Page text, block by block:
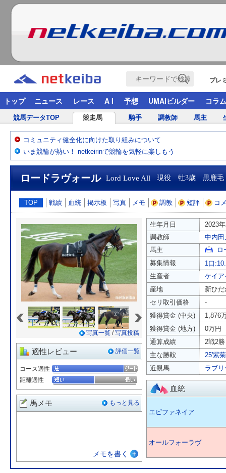
プレ
トップ ニュース レース A I 予想 UMAIビルダー コラム
競馬データTOP 競走馬 騎手 調教師 馬主
コミュニティ健全化に向けた取り組みについて
いま競輪が熱い！ netkeirinで競輪を気軽に楽しもう
ロードラヴォール Lord Love All 現役 牡3歳 黒鹿毛
TOP 戦績 血統 掲示板 写真 メモ 調教 短評 コ
写真一覧 /写真投稿
適性レビュー 評価一覧
コース適性
距離適性
馬メモ もっと見る
メモを書く
生年月日
2023
調教師
中内田
馬主
ロ
募集情報
1口
生産者
ケイア
産地
新ひ
セリ取引価格
-
獲得賞金 (中央)
1,876
獲得賞金 (地方)
0万円
通算成績
2戦2
主な勝鞍
25'紫
近親馬
ラブ
血統
エピファネイア
オールフォーラヴ